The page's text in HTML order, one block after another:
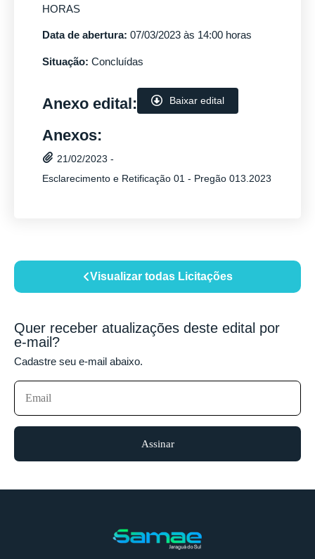
Visualizar todas Licitações
Quer receber atualizações deste edital por
e-mail?
Cadastre seu e-mail abaixo.
Assinar
HORAS
Data de abertura: 07/03/2023 às 14:00 horas
Situação: Concluídas
Anexo edital: Baixar edital
Anexos:
21/02/2023 -
Esclarecimento e Retificação 01 - Pregão 013.2023